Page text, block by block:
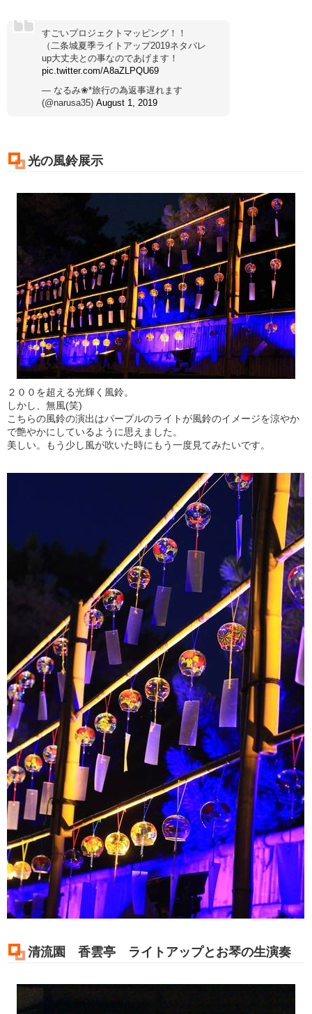
すごいプロジェクトマッピング！！
（二条城夏季ライトアップ2019ネタバレ
up大丈夫との事なのであげます！
pic.twitter.com/A8aZLPQU69
— なるみ❀*旅行の為返事遅れます
(@narusa35) August 1, 2019
光の風鈴展示
２００を超える光輝く風鈴。
しかし、無風(笑)
こちらの風鈴の演出はパープルのライトが風鈴のイメージを涼やか
で艶やかにしているように思えました。
美しい。もう少し風が吹いた時にもう一度見てみたいです。
清流園 香雲亭 ライトアップとお琴の生演奏